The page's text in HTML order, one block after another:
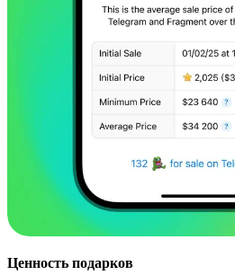
Ценность подарков